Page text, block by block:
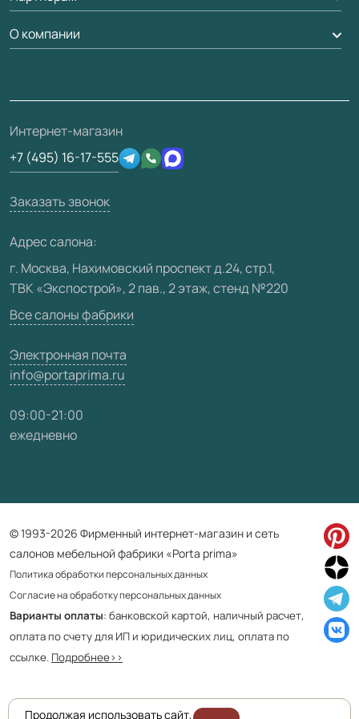
Погонаж
Гарантия
Вопрос-ответ
Отзывы клиентов
Техническая информация
Юридическая информация
Доставка
Дизайнерам / архитекторам
Скачать материалы
3D-модели
О компании
О фабрике
Сертификаты
Производство
Вакансии
Видео
Карта сайта
Интернет-магазин
+7 (495) 16-17-555
Заказать звонок
Адрес салона:
г. Москва, Нахимовский проспект д.24, стр.1,
ТВК «Экспострой», 2 пав., 2 этаж, стенд №220
Все салоны фабрики
Электронная почта
info@portaprima.ru
09:00-21:00
ежедневно
© 1993-2026 Фирменный интернет-магазин и сеть
салонов мебельной фабрики «Porta prima»
Политика обработки персональных данных
Согласие на обработку персональных данных
Варианты оплаты: банковской картой, наличный расчет,
оплата по счету для ИП и юридических лиц, оплата по
ссылке. Подробнее>>
Продолжая использовать сайт,